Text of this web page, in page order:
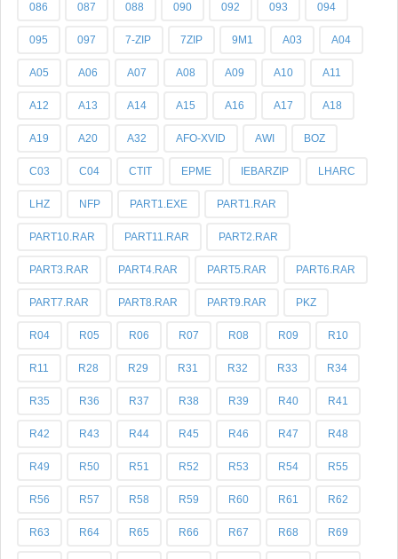
086 087 088 090 092 093 094
095 097 7-ZIP 7ZIP 9M1 A03 A04
A05 A06 A07 A08 A09 A10 A11
A12 A13 A14 A15 A16 A17 A18
A19 A20 A32 AFO-XVID AWI BOZ
C03 C04 CTIT EPME IEBARZIP LHARC
LHZ NFP PART1.EXE PART1.RAR
PART10.RAR PART11.RAR PART2.RAR
PART3.RAR PART4.RAR PART5.RAR PART6.RAR
PART7.RAR PART8.RAR PART9.RAR PKZ
R04 R05 R06 R07 R08 R09 R10
R11 R28 R29 R31 R32 R33 R34
R35 R36 R37 R38 R39 R40 R41
R42 R43 R44 R45 R46 R47 R48
R49 R50 R51 R52 R53 R54 R55
R56 R57 R58 R59 R60 R61 R62
R63 R64 R65 R66 R67 R68 R69